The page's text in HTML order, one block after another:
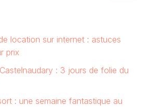
location sur internet : astuces
prix
: 3 jours de folie du
: une semaine fantastique au